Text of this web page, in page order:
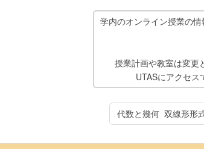
学内のオンライン授業の
授業計画や教室は変更
UTASにアクセス